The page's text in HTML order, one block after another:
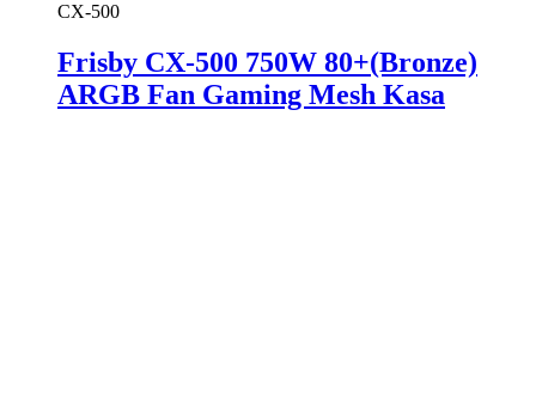
CX-500
Frisby CX-500 750W 80+(Bronze)
ARGB Fan Gaming Mesh Kasa